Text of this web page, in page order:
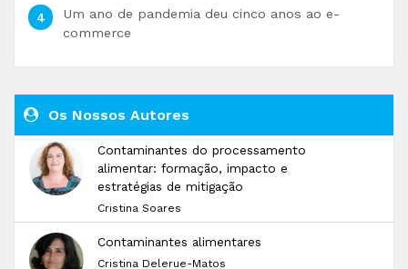
Um ano de pandemia deu cinco anos ao e-
commerce
Os Nossos Autores
Contaminantes do processamento
alimentar: formação, impacto e
estratégias de mitigação
Cristina Soares
Contaminantes alimentares
Cristina Delerue-Matos